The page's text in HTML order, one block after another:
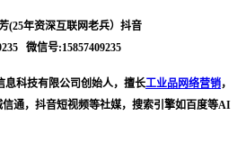
年资深互联网老兵）抖音
微信号:15857409235
科技有限公司创始人，擅长工业品网络营销，
通，抖音短视频等社媒，搜索引擎如百度等AI